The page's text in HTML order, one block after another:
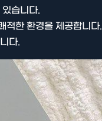
습니다.
적한 환경을 제공합니다.
다.